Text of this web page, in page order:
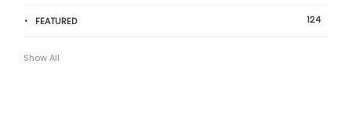
FEATURED 124
Show All